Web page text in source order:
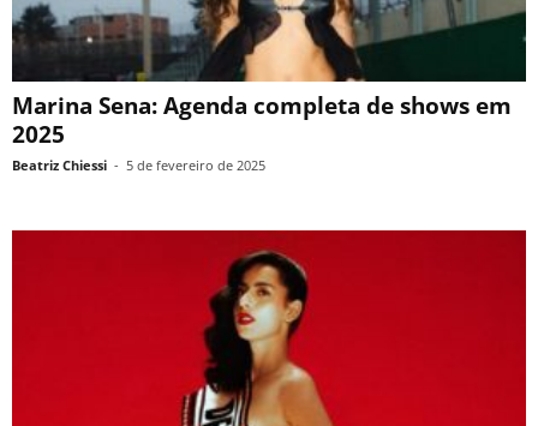
Marina Sena: Agenda completa de shows em
2025
Beatriz Chiessi - 5 de fevereiro de 2025